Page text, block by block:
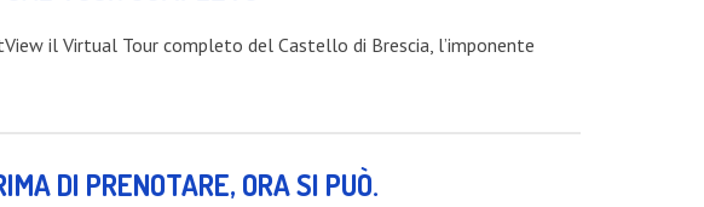
il Virtual Tour completo del Castello di Brescia, l’imponente
DI PRENOTARE, ORA SI PUÒ.